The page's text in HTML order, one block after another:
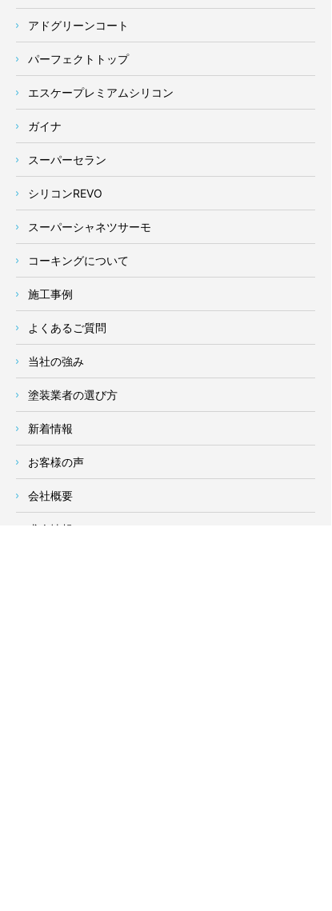
アドグリーンコート
パーフェクトトップ
エスケープレミアムシリコン
ガイナ
スーパーセラン
シリコンREVO
スーパーシャネツサーモ
コーキングについて
施工事例
よくあるご質問
当社の強み
塗装業者の選び方
新着情報
お客様の声
会社概要
求人情報